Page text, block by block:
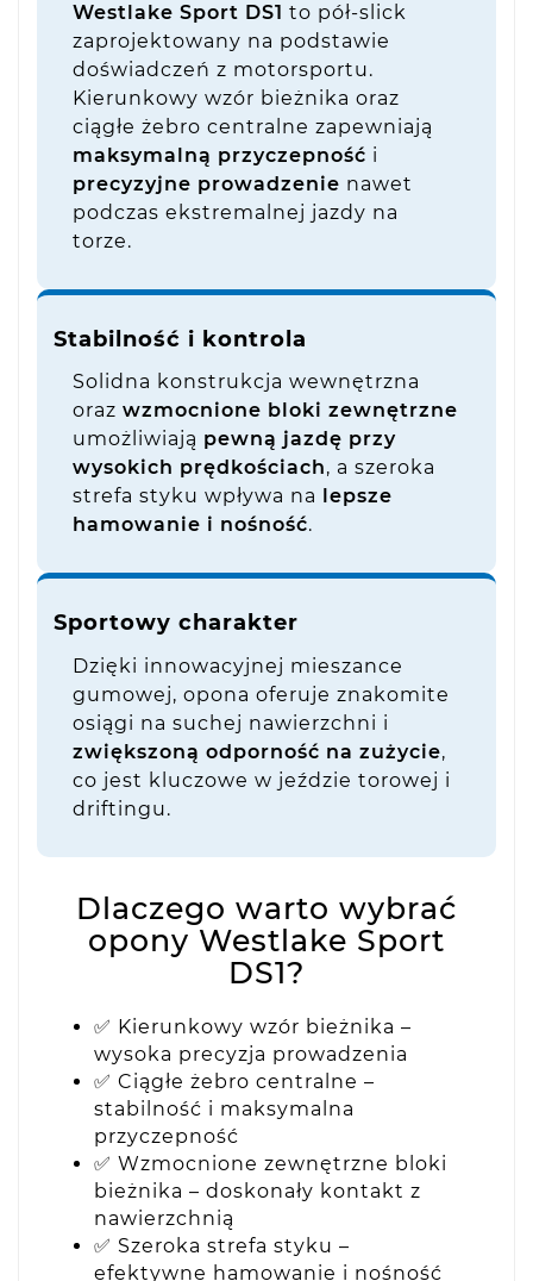
Westlake Sport DS1 to pół-slick
zaprojektowany na podstawie
doświadczeń z motorsportu.
Kierunkowy wzór bieżnika oraz
ciągłe żebro centralne zapewniają
maksymalną przyczepność i
precyzyjne prowadzenie nawet
podczas ekstremalnej jazdy na
torze.
Stabilność i kontrola
Solidna konstrukcja wewnętrzna
oraz wzmocnione bloki zewnętrzne
umożliwiają pewną jazdę przy
wysokich prędkościach, a szeroka
strefa styku wpływa na
lepsze
hamowanie i nośność.
Sportowy charakter
Dzięki innowacyjnej mieszance
gumowej, opona oferuje znakomite
osiągi na suchej nawierzchni i
zwiększoną odporność na zużycie,
co jest kluczowe w jeździe torowej i
driftingu.
Dlaczego warto wybrać
opony Westlake Sport
DS1?
✅ Kierunkowy wzór bieżnika –
wysoka precyzja prowadzenia
✅ Ciągłe żebro centralne –
stabilność i maksymalna
przyczepność
✅ Wzmocnione zewnętrzne bloki
bieżnika – doskonały kontakt z
nawierzchnią
✅ Szeroka strefa styku –
efektywne hamowanie i nośność